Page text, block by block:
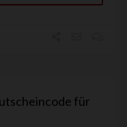
für